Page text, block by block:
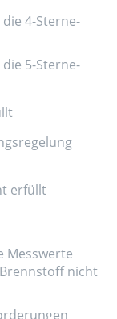
4-Sterne-
5-Sterne-
erfüllt
Messwerte
nicht